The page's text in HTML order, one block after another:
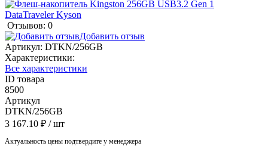
Отзывов: 0
Добавить отзыв
Артикул: DTKN/256GB
Характеристики:
Все характеристики
ID товара
8500
Артикул
DTKN/256GB
3 167.10 ₽ / шт
Актуальность цены подтвердите у менеджера